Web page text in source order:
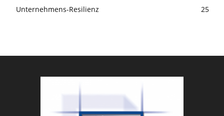
Unternehmens-Resilienz
25